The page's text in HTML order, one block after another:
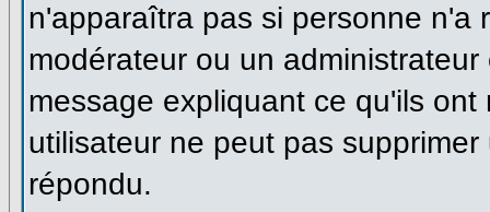
n'apparaîtra pas si personne n'a
modérateur ou un
message expliquant ce qu'ils
utilisateur ne peut pas
répondu.